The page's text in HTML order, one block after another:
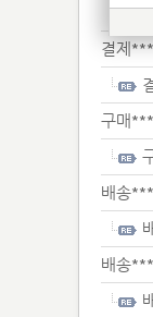
결제
구매
배송***
배송***